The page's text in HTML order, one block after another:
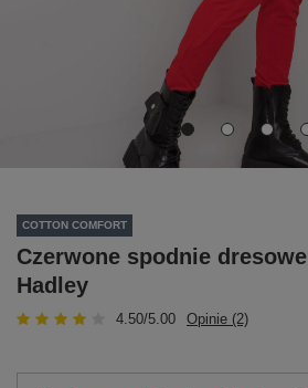
COTTON COMFORT
Czerwone spodnie dresowe
Hadley
4.50/5.00 Opinie (2)